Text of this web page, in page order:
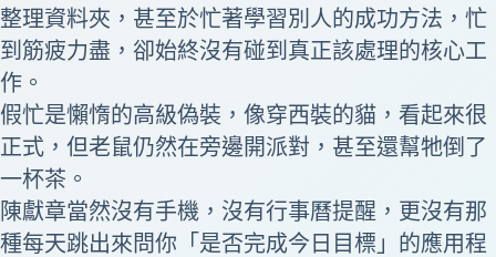
整理資料夾，甚至於忙著學習別人的成功方法，忙
到筋疲力盡，卻始終沒有碰到真正該處理的核心工
作。
假忙是懶惰的高級偽裝，像穿西裝的貓，看起來很
正式，但老鼠仍然在旁邊開派對，甚至還幫牠倒了
一杯茶。
陳獻章當然沒有手機，沒有行事曆提醒，更沒有那
種每天跳出來問你「是否完成今日目標」的應用程